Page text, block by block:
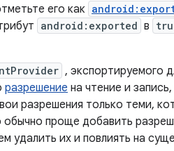
его как
android:exported в
, экспортируемого
разрешение на чтение и
разрешения только теми,
проще добавить
удалить их и повлиять на